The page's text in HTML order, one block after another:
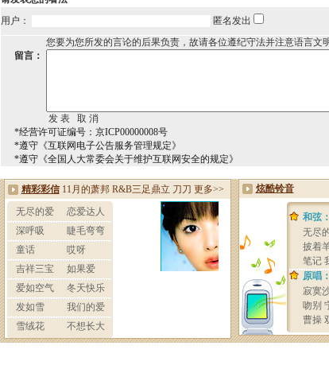
用户：
匿名发出
您要为您所发的言论的后果负责，故请各位遵纪守法并注意语言文明
留言：
*经营许可证编号：京ICP00000008号
*遵守《互联网电子公告服务管理规定》
*遵守《全国人大常委会关于维护互联网安全的规定》